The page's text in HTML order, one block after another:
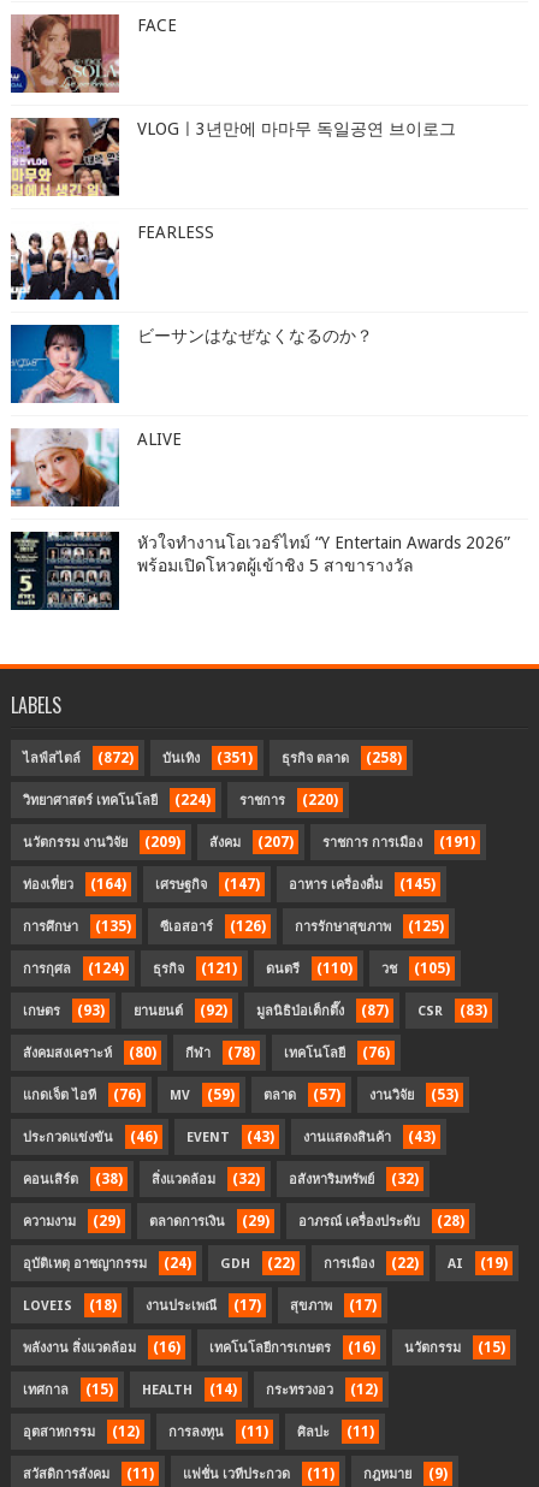
FACE
VLOGㅣ3년만에 마마무 독일공연 브이로그
FEARLESS
ビーサンはなぜなくなるのか？
ALIVE
หัวใจทำงานโอเวอร์ไทม์ “Y Entertain Awards 2026”
พร้อมเปิดโหวตผู้เข้าชิง 5 สาขารางวัล
LABELS
ไลฟ์สไตล์ (872) บันเทิง (351) ธุรกิจ ตลาด (258)
วิทยาศาสตร์ เทคโนโลยี (224) ราชการ (220)
นวัตกรรม งานวิจัย (209) สังคม (207) ราชการ การเมือง (191)
ท่องเที่ยว (164) เศรษฐกิจ (147) อาหาร เครื่องดื่ม (145)
การศึกษา (135) ซีเอสอาร์ (126) การรักษาสุขภาพ (125)
การกุศล (124) ธุรกิจ (121) ดนตรี (110) วช (105)
เกษตร (93) ยานยนต์ (92) มูลนิธิป่อเต็กตึ๊ง (87) CSR (83)
สังคมสงเคราะห์ (80) กีฬา (78) เทคโนโลยี (76)
แกดเจ็ต ไอที (76) MV (59) ตลาด (57) งานวิจัย (53)
ประกวดแข่งขัน (46) EVENT (43) งานแสดงสินค้า (43)
คอนเสิร์ต (38) สิ่งแวดล้อม (32) อสังหาริมทรัพย์ (32)
ความงาม (29) ตลาดการเงิน (29) อาภรณ์ เครื่องประดับ (28)
อุบัติเหตุ อาชญากรรม (24) GDH (22) การเมือง (22) AI (19)
LOVEIS (18) งานประเพณี (17) สุขภาพ (17)
พลังงาน สิ่งแวดล้อม (16) เทคโนโลยีการเกษตร (16) นวัตกรรม (15)
เทศกาล (15) HEALTH (14) กระทรวงอว (12)
อุตสาหกรรม (12) การลงทุน (11) ศิลปะ (11)
สวัสดิการสังคม (11) แฟชั่น เวทีประกวด (11) กฎหมาย (9)